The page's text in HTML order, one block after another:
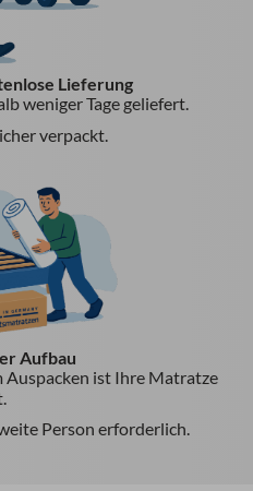
Lieferung
weniger Tage geliefert.
verpackt.
Aufbau
Auspacken ist Ihre Matratze
Person erforderlich.